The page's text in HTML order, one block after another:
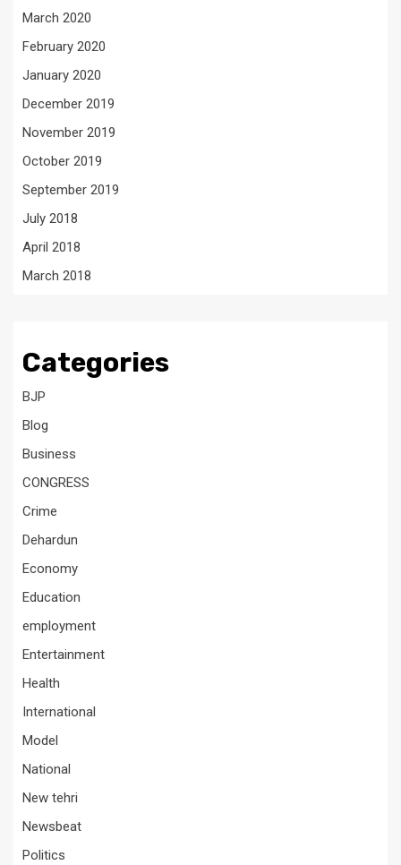
March 2020
February 2020
January 2020
December 2019
November 2019
October 2019
September 2019
July 2018
April 2018
March 2018
Categories
BJP
Blog
Business
CONGRESS
Crime
Dehardun
Economy
Education
employment
Entertainment
Health
International
Model
National
New tehri
Newsbeat
Politics